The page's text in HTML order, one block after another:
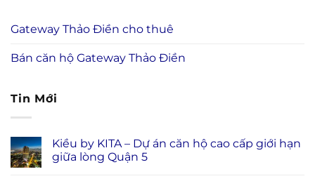
Gateway Thảo Điền cho thuê
Bán căn hộ Gateway Thảo Điền
Tin Mới
Kiều by KITA – Dự án căn hộ cao cấp giới hạn
giữa lòng Quận 5